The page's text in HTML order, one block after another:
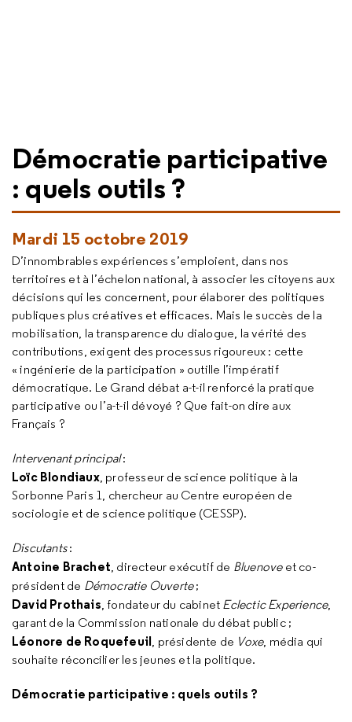
Démocratie participative
: quels outils ?
Mardi 15 octobre 2019
D’innombrables expériences s’emploient, dans nos
territoires et à l’échelon national, à associer les citoyens aux
décisions qui les concernent, pour élaborer des politiques
publiques plus créatives et efficaces. Mais le succès de la
mobilisation, la transparence du dialogue, la vérité des
contributions, exigent des processus rigoureux : cette
« ingénierie de la participation » outille l’impératif
démocratique. Le Grand débat a-t-il renforcé la pratique
participative ou l’a-t-il dévoyé ? Que fait-on dire aux
Français ?
Intervenant principal:
Loïc Blondiaux, professeur de science politique à la
Sorbonne Paris 1, chercheur au Centre européen de
sociologie et de science politique (CESSP).
Discutants:
Antoine Brachet, directeur exécutif de Bluenove et co-
président de Démocratie Ouverte;
David Prothais, fondateur du cabinet Eclectic Experience,
garant de la Commission nationale du débat public ;
Léonore de Roquefeuil, présidente de Voxe, média qui
souhaite réconcilier les jeunes et la politique.
Démocratie participative : quels outils ?